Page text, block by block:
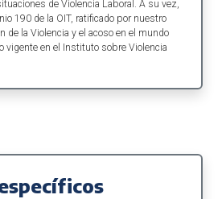
de Violencia Laboral. A su vez,
190 de la OIT, ratificado por nuestro
de la Violencia y el acoso en el mundo
vigente en el Instituto sobre Violencia